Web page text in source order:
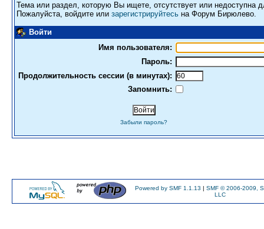
Тема или раздел, которую Вы ищете, отсутствует или недоступна
Пожалуйста, войдите или зарегистрируйтесь на Форум Бирюлево.
Войти
Имя пользователя:
Пароль:
Продолжительность сессии (в минутах):
Запомнить:
Забыли пароль?
Powered by SMF 1.1.13 | SMF © 2006-2009,
LLC